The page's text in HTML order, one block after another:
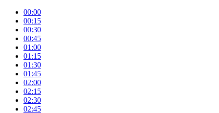
00:00
00:15
00:30
00:45
01:00
01:15
01:30
01:45
02:00
02:15
02:30
02:45